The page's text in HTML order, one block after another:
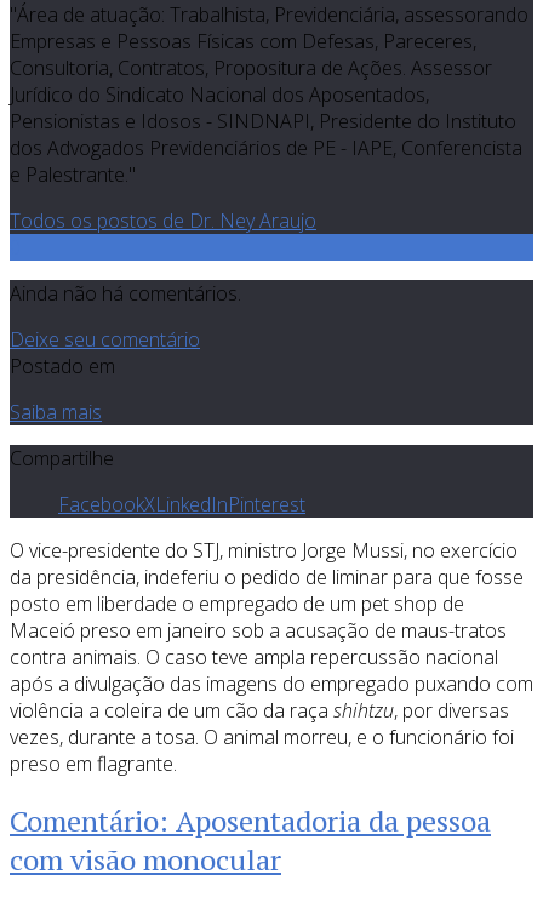
"Área de atuação: Trabalhista, Previdenciária, assessorando
Empresas e Pessoas Físicas com Defesas, Pareceres,
Consultoria, Contratos, Propositura de Ações. Assessor
Jurídico do Sindicato Nacional dos Aposentados,
Pensionistas e Idosos - SINDNAPI, Presidente do Instituto
dos Advogados Previdenciários de PE - IAPE, Conferencista
e Palestrante."
Todos os postos de Dr. Ney Araujo
Ainda não há comentários.
Deixe seu comentário
Postado em
Saiba mais
Compartilhe
FacebookXLinkedInPinterest
O vice-presidente do STJ, ministro Jorge Mussi, no exercício
da presidência, indeferiu o pedido de liminar para que fosse
posto em liberdade o empregado de um pet shop de
Maceió preso em janeiro sob a acusação de maus-tratos
contra animais. O caso teve ampla repercussão nacional
após a divulgação das imagens do empregado puxando com
violência a coleira de um cão da raça shihtzu, por diversas
vezes, durante a tosa. O animal morreu, e o funcionário foi
preso em flagrante.
Comentário: Aposentadoria da pessoa
com visão monocular